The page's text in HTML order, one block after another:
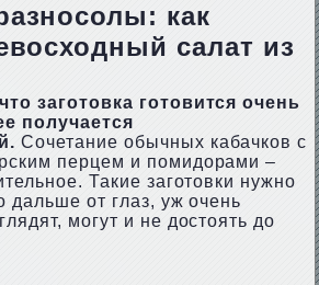
как
салат из
заготовка готовится очень
получается
Сочетание обычных кабачков с
перцем и помидорами –
Такие заготовки нужно
дальше от глаз, уж очень
могут и не достоять до